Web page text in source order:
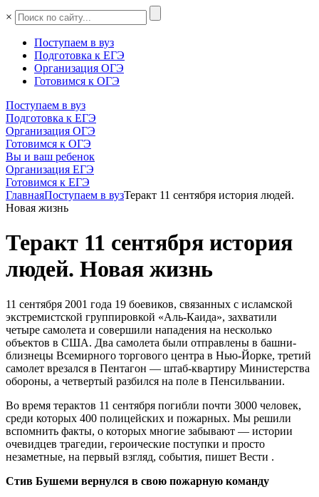
×
Поступаем в вуз
Подготовка к ЕГЭ
Организация ОГЭ
Готовимся к ОГЭ
Поступаем в вуз
Подготовка к ЕГЭ
Организация ОГЭ
Готовимся к ОГЭ
Вы и ваш ребенок
Организация ЕГЭ
Готовимся к ЕГЭ
ГлавнаяПоступаем в вузТеракт 11 сентября история людей.
Новая жизнь
Теракт 11 сентября история
людей. Новая жизнь
11 сентября 2001 года 19 боевиков, связанных с исламской
экстремистской группировкой «Аль-Каида», захватили
четыре самолета и совершили нападения на несколько
объектов в США. Два самолета были отправлены в башни-
близнецы Всемирного торгового центра в Нью-Йорке, третий
самолет врезался в Пентагон — штаб-квартиру Министерства
обороны, а четвертый разбился на поле в Пенсильвании.
Во время терактов 11 сентября погибли почти 3000 человек,
среди которых 400 полицейских и пожарных. Мы решили
вспомнить факты, о которых многие забывают — истории
очевидцев трагедии, героические поступки и просто
незаметные, на первый взгляд, события, пишет Вести .
Стив Бушеми вернулся в свою пожарную команду